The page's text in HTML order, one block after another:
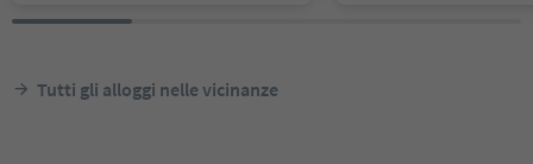
Tutti gli alloggi nelle vicinanze